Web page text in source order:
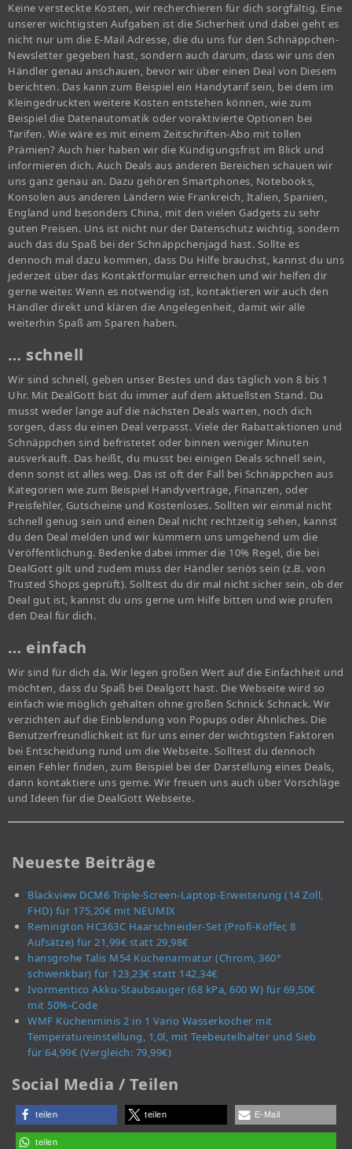
Keine versteckte Kosten, wir recherchieren für dich sorgfältig. Eine
unserer wichtigsten Aufgaben ist die Sicherheit und dabei geht es
nicht nur um die E-Mail Adresse, die du uns für den Schnäppchen-
Newsletter gegeben hast, sondern auch darum, dass wir uns den
Händler genau anschauen, bevor wir über einen Deal von Diesem
berichten. Das kann zum Beispiel ein Handytarif sein, bei dem im
Kleingedruckten weitere Kosten entstehen können, wie zum
Beispiel die Datenautomatik oder voraktivierte Optionen bei
Tarifen. Wie wäre es mit einem Zeitschriften-Abo mit tollen
Prämien? Auch hier haben wir die Kündigungsfrist im Blick und
informieren dich. Auch Deals aus anderen Bereichen schauen wir
uns ganz genau an. Dazu gehören Smartphones, Notebooks,
Konsolen aus anderen Ländern wie Frankreich, Italien, Spanien,
England und besonders China, mit den vielen Gadgets zu sehr
guten Preisen. Uns ist nicht nur der Datenschutz wichtig, sondern
auch das du Spaß bei der Schnäppchenjagd hast. Sollte es
dennoch mal dazu kommen, dass Du Hilfe brauchst, kannst du uns
jederzeit über das Kontaktformular erreichen und wir helfen dir
gerne weiter. Wenn es notwendig ist, kontaktieren wir auch den
Händler direkt und klären die Angelegenheit, damit wir alle
weiterhin Spaß am Sparen haben.
… schnell
Wir sind schnell, geben unser Bestes und das täglich von 8 bis 1
Uhr. Mit DealGott bist du immer auf dem aktuellsten Stand. Du
musst weder lange auf die nächsten Deals warten, noch dich
sorgen, dass du einen Deal verpasst. Viele der Rabattaktionen und
Schnäppchen sind befristetet oder binnen weniger Minuten
ausverkauft. Das heißt, du musst bei einigen Deals schnell sein,
denn sonst ist alles weg. Das ist oft der Fall bei Schnäppchen aus
Kategorien wie zum Beispiel Handyverträge, Finanzen, oder
Preisfehler, Gutscheine und Kostenloses. Sollten wir einmal nicht
schnell genug sein und einen Deal nicht rechtzeitig sehen, kannst
du den Deal melden und wir kümmern uns umgehend um die
Veröffentlichung. Bedenke dabei immer die 10% Regel, die bei
DealGott gilt und zudem muss der Händler seriös sein (z.B. von
Trusted Shops geprüft). Solltest du dir mal nicht sicher sein, ob der
Deal gut ist, kannst du uns gerne um Hilfe bitten und wie prüfen
den Deal für dich.
… einfach
Wir sind für dich da. Wir legen großen Wert auf die Einfachheit und
möchten, dass du Spaß bei Dealgott hast. Die Webseite wird so
einfach wie möglich gehalten ohne großen Schnick Schnack. Wir
verzichten auf die Einblendung von Popups oder Ähnliches. Die
Benutzerfreundlichkeit ist für uns einer der wichtigsten Faktoren
bei Entscheidung rund um die Webseite. Solltest du dennoch
einen Fehler finden, zum Beispiel bei der Darstellung eines Deals,
dann kontaktiere uns gerne. Wir freuen uns auch über Vorschläge
und Ideen für die DealGott Webseite.
Neueste Beiträge
Blackview DCM6 Triple-Screen-Laptop-Erweiterung (14 Zoll,
FHD) für 175,20€ mit NEUMIX
Remington HC363C Haarschneider-Set (Profi-Koffer, 8
Aufsätze) für 21,99€ statt 29,98€
hansgrohe Talis M54 Küchenarmatur (Chrom, 360°
schwenkbar) für 123,23€ statt 142,34€
Ivormentico Akku-Staubsauger (68 kPa, 600 W) für 69,50€
mit 50%-Code
WMF Küchenminis 2 in 1 Vario Wasserkocher mit
Temperatureinstellung, 1,0l, mit Teebeutelhalter und Sieb
für 64,99€ (Vergleich: 79,99€)
Social Media / Teilen
teilen teilen E-Mail
teilen